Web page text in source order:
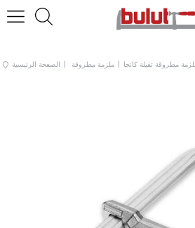
الصفحة الرئيسية ملزمة مطروقة مطروقة ثقيلة كانجا